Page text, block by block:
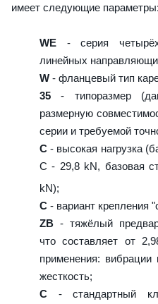
имеет следующие параметры:
WE - серия
линейных
W - фланцевый тип
35 - типоразмер
размерную
серии и требуемой
C - высокая нагрузка
C - 29,8 kN, базовая
kN);
C - вариант крепления
ZB - тяжёлый
что составляет от
применения: вибрации
жесткость;
C - стандартный